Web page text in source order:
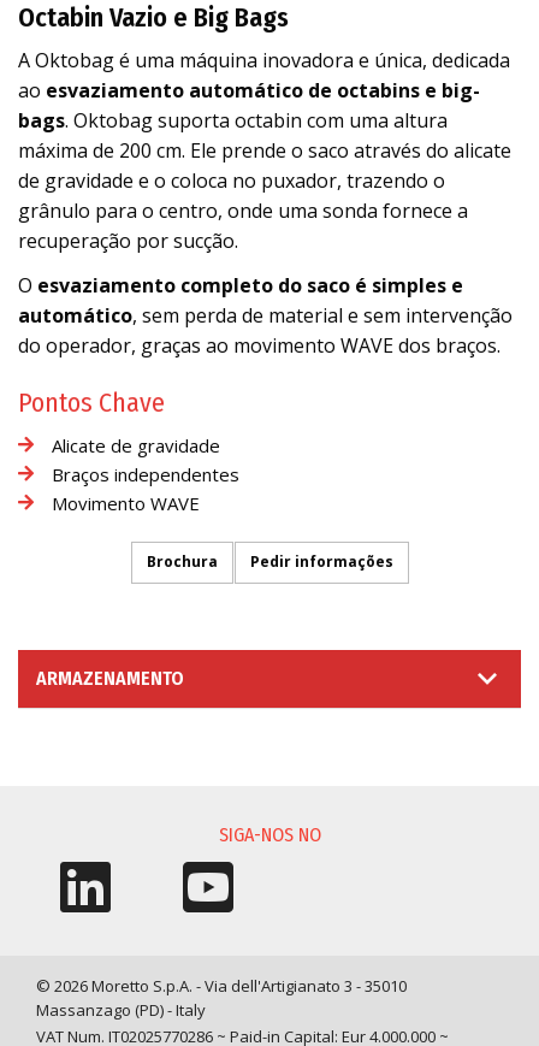
Octabin Vazio e Big Bags
A Oktobag é uma máquina inovadora e única, dedicada
ao esvaziamento automático de octabins e big-
bags. Oktobag suporta octabin com uma altura
máxima de 200 cm. Ele prende o saco através do alicate
de gravidade e o coloca no puxador, trazendo o
grânulo para o centro, onde uma sonda fornece a
recuperação por sucção.
O esvaziamento completo do saco é simples e
automático, sem perda de material e sem intervenção
do operador, graças ao movimento WAVE dos braços.
Pontos Chave
Alicate de gravidade
Braços independentes
Movimento WAVE
Brochura Pedir informações
ARMAZENAMENTO
SIGA-NOS NO
© 2026 Moretto S.p.A. - Via dell'Artigianato 3 - 35010
Massanzago (PD) - Italy
VAT Num. IT02025770286 ~ Paid-in Capital: Eur 4.000.000 ~